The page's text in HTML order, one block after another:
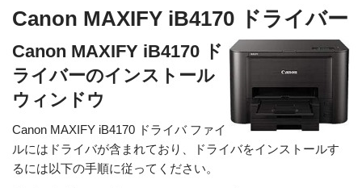
ス
キ
ッ
プ
Canon MAXIFY iB4170 ドライバー
Canon MAXIFY iB4170 ド
ライバーのインストール
ウィンドウ
Canon MAXIFY iB4170 ドライバ ファイ
ルにはドライバが含まれており、ドライバをインストールす
るには以下の手順に従ってください。